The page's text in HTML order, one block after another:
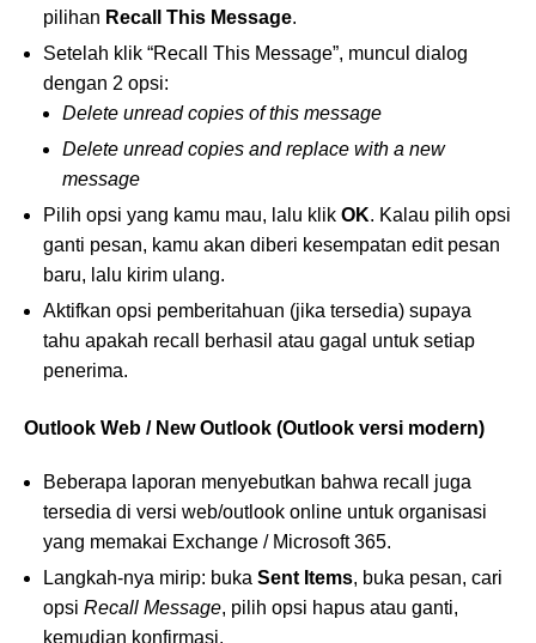
pilihan Recall This Message.
Setelah klik “Recall This Message”, muncul dialog
dengan 2 opsi:
Delete unread copies of this message
Delete unread copies and replace with a new
message
Pilih opsi yang kamu mau, lalu klik OK. Kalau pilih opsi
ganti pesan, kamu akan diberi kesempatan edit pesan
baru, lalu kirim ulang.
Aktifkan opsi pemberitahuan (jika tersedia) supaya
tahu apakah recall berhasil atau gagal untuk setiap
penerima.
Outlook Web / New Outlook (Outlook versi modern)
Beberapa laporan menyebutkan bahwa recall juga
tersedia di versi web/outlook online untuk organisasi
yang memakai Exchange / Microsoft 365.
Langkah-nya mirip: buka Sent Items, buka pesan, cari
opsi Recall Message, pilih opsi hapus atau ganti,
kemudian konfirmasi.